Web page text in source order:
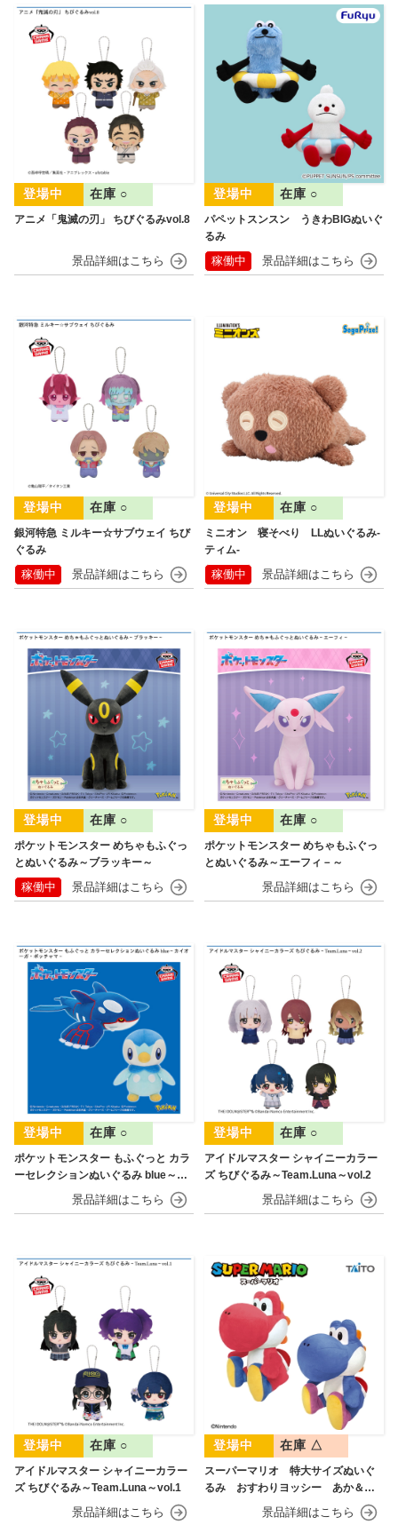
アニメ「鬼滅の刃」 ちびぐるみvol.8
在庫 ○
パペットスンスン うきわBIGぬいぐ
るみ
在庫 ○
稼働中
銀河特急 ミルキー☆サブウェイ ちび
ぐるみ
在庫 ○
稼働中
ミニオン 寝そべり LLぬいぐるみ‐
ティム‐
在庫 ○
稼働中
ポケットモンスター めちゃもふぐっ
とぬいぐるみ～ブラッキー～
在庫 ○
稼働中
ポケットモンスター めちゃもふぐっ
とぬいぐるみ～エーフィ－～
在庫 ○
ポケットモンスター もふぐっと カラ
ーセレクションぬいぐるみ blue～カ
イオーガ・ポッチャマ～
在庫 ○
アイドルマスター シャイニーカラー
ズ ちびぐるみ～Team.Luna～vol.2
在庫 ○
アイドルマスター シャイニーカラー
ズ ちびぐるみ～Team.Luna～vol.1
在庫 ○
スーパーマリオ 特大サイズぬいぐ
るみ おすわりヨッシー あか＆あ
在庫 △